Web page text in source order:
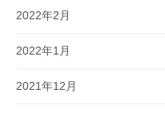
2022年2月
2022年1月
2021年12月